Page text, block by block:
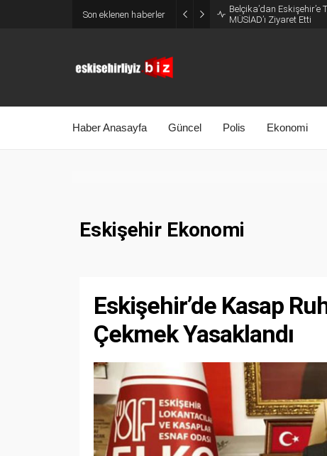
Son eklenen haberler
Belçika’dan Eskişehir’e
MÜSİAD’ı Ziyaret Etti
Haber Anasayfa Güncel Polis Ekonomi
Eskişehir Ekonomi
Eskişehir’de Kasap
Çekmek Yasaklandı